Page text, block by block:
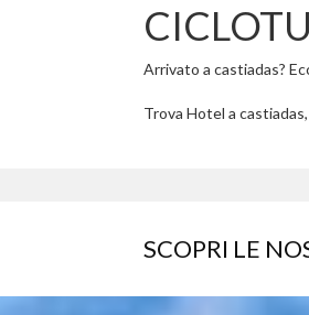
Arrivato a castiadas?
Trova Hotel a
SCOPRI LE